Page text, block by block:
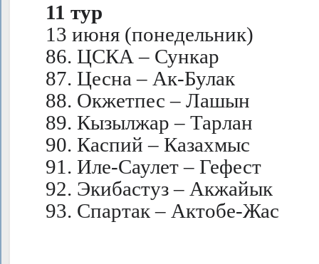
11 тур
13 июня (понедельник)
86. ЦСКА – Сункар
87. Цесна – Ак-Булак
88. Окжетпес – Лашын
89. Кызылжар – Тарлан
90. Каспий – Казахмыс
91. Иле-Саулет – Гефест
92. Экибастуз – Акжайык
93. Спартак – Актобе-Жас